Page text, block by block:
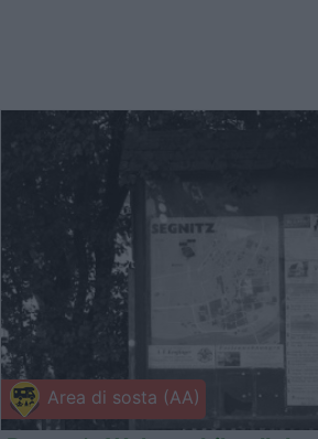
Area di sosta (AA)